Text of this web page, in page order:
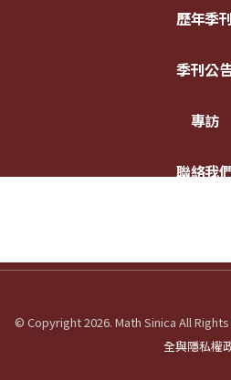
歷年季刊
季刊公
專訪
聯絡我
© Copyright 2026. Math Sinica All
全與隱私權